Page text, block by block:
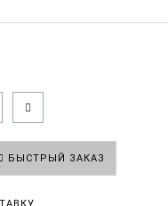
БЫСТРЫЙ ЗАКАЗ